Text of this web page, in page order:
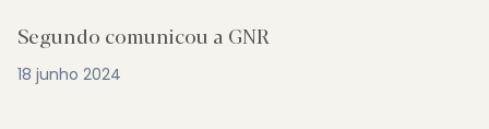
Segundo comunicou a GNR
18 junho 2024